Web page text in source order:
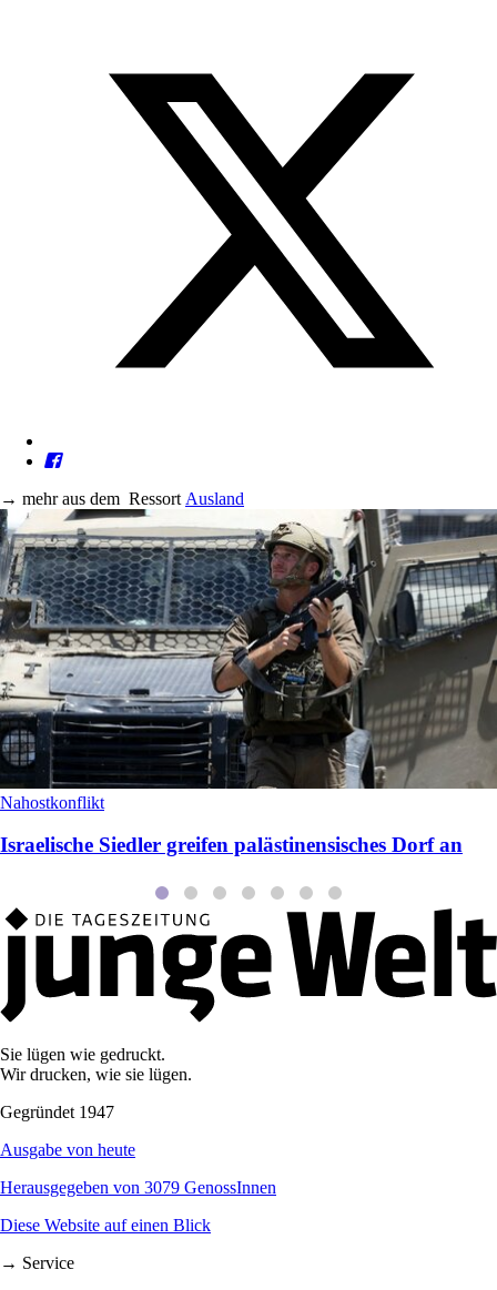
→ mehr aus dem Ressort Ausland
Nahostkonflikt
Israelische Siedler greifen palästinensisches Dorf an
Sie lügen wie gedruckt.
Wir drucken, wie sie lügen.
Gegründet 1947
Ausgabe von heute
Herausgegeben von 3079 GenossInnen
Diese Website auf einen Blick
→ Service